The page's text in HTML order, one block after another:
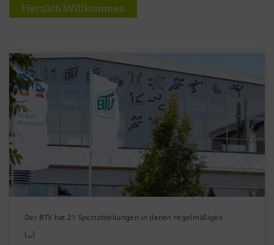
Herzlich Willkommen
Der BTV hat 21 Sportabteilungen in denen regelmäßiges
[...]